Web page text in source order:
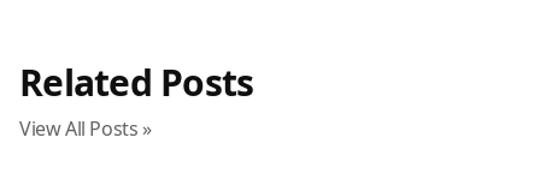
Related Posts
View All Posts »